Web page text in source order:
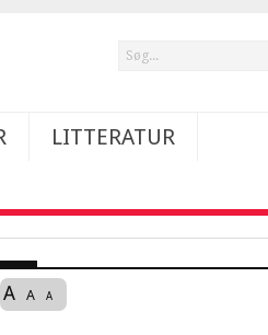
LITTERATUR
A A A